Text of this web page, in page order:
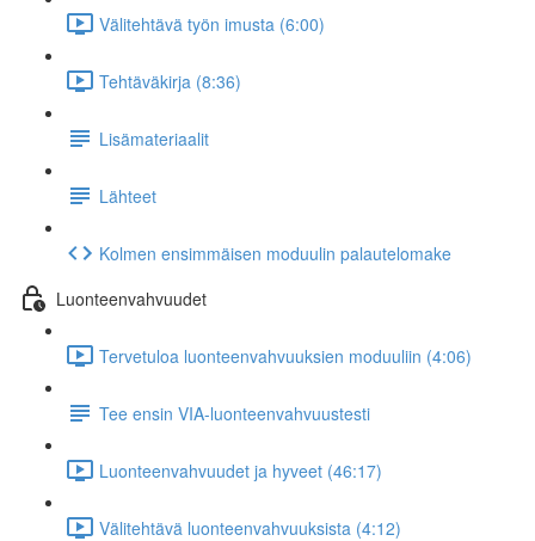
Välitehtävä työn imusta (6:00)
Tehtäväkirja (8:36)
Lisämateriaalit
Lähteet
Kolmen ensimmäisen moduulin palautelomake
Luonteenvahvuudet
Tervetuloa luonteenvahvuuksien moduuliin (4:06)
Tee ensin VIA-luonteenvahvuustesti
Luonteenvahvuudet ja hyveet (46:17)
Välitehtävä luonteenvahvuuksista (4:12)